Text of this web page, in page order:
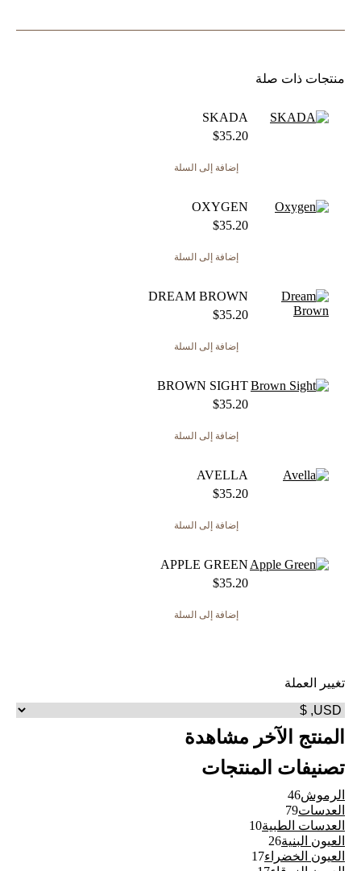
منتجات ذات صلة
SKADA
$35.20
إضافة إلى السلة
OXYGEN
$35.20
إضافة إلى السلة
DREAM BROWN
$35.20
إضافة إلى السلة
BROWN SIGHT
$35.20
إضافة إلى السلة
AVELLA
$35.20
إضافة إلى السلة
APPLE GREEN
$35.20
إضافة إلى السلة
تغيير العملة
المنتج الآخر مشاهدة
تصنيفات المنتجات
الرموش46
46
منتج
العدسات79
منتج
العدسات الطبية10
العيون البنية26
منتجالعيون الخضراء17